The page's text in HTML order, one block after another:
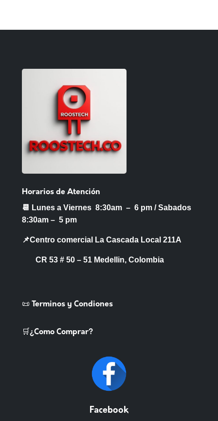
Horarios de Atención
📆 Lunes a Viernes 8:30am – 6 pm /Sabados
8:30am – 5 pm
📌Centro comercial La Cascada Local 211A
CR 53 # 50 – 51 Medellin, Colombia
📜 Terminos y Condiones
🛒¿Como Comprar?
Facebook